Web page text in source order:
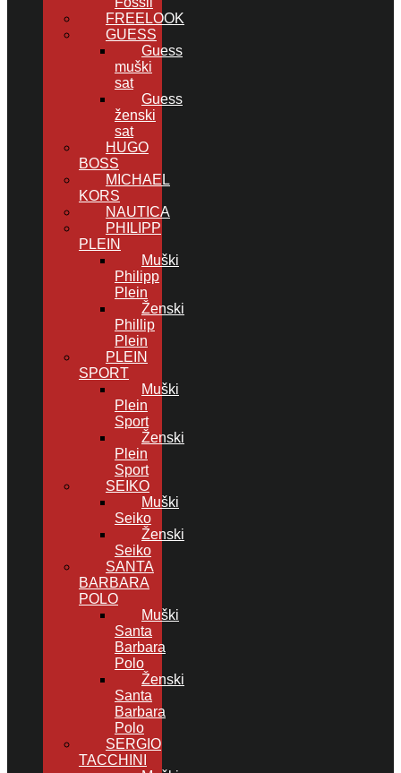
FREELOOK
GUESS
Guess
muški
sat
Guess
ženski
sat
HUGO
BOSS
MICHAEL
KORS
NAUTICA
PHILIPP
PLEIN
Muški
Philipp
Plein
Ženski
Phillip
Plein
PLEIN
SPORT
Muški
Plein
Sport
Ženski
Plein
Sport
SEIKO
Muški
Seiko
Ženski
Seiko
SANTA
BARBARA
POLO
Muški
Santa
Barbara
Polo
Ženski
Santa
Barbara
Polo
SERGIO
TACCHINI